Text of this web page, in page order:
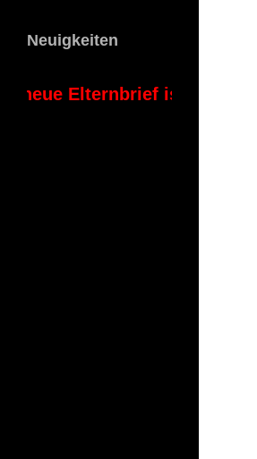
Neuigkeiten
neue Elternbrief ist online!